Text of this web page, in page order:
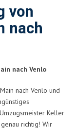
von
nach
nach Venlo
nach Venlo und
Keller
richtig! Wir